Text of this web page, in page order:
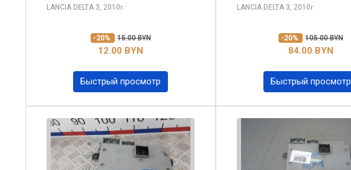
LANCIA DELTA 3, 2010г.
-20% 15.00 BYN
12.00 BYN
Быстрый просмотр
LANCIA DELTA 3, 2010г.
-20% 105.00 BYN
84.00 BYN
Быстрый просмотр